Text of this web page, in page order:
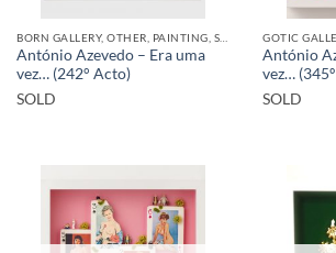
António Azevedo – Era uma
vez… (242° Acto)
SOLD
GOTIC
António
vez…
SOLD